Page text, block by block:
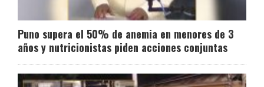
Puno supera el 50% de anemia en menores de 3
años y nutricionistas piden acciones conjuntas